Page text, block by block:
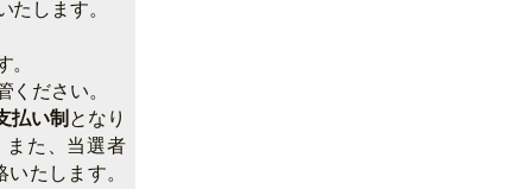
たします。
。
ください。
払い制 となり
また、当選者
たします。